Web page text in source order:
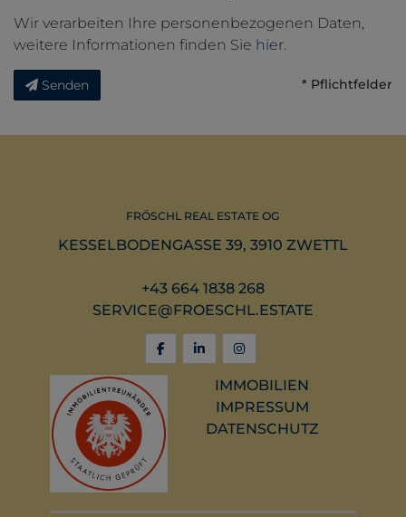
Wir verarbeiten Ihre personenbezogenen Daten,
weitere Informationen finden Sie hier.
Senden * Pflichtfelder
FRÖSCHL REAL ESTATE OG
KESSELBODENGASSE 39, 3910 ZWETTL
+43 664 1838 268
SERVICE@FROESCHL.ESTATE
IMMOBILIEN
IMPRESSUM
DATENSCHUTZ